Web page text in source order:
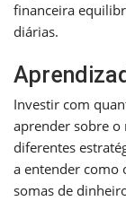
financeira
diárias.
Investir com
aprender sobre o
diferentes
a entender como
somas de